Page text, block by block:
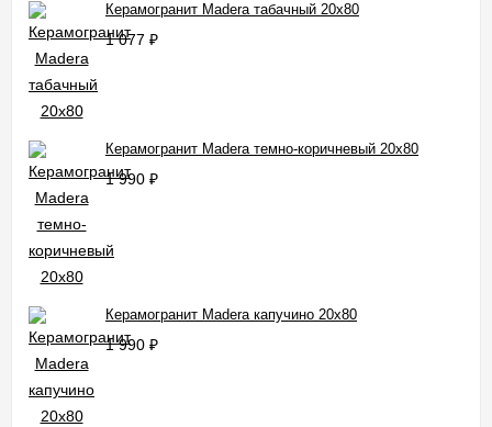
Керамогранит Madera табачный 20x80
1 077 ₽
Керамогранит Madera темно-коричневый 20x80
1 990 ₽
Керамогранит Madera капучино 20x80
1 990 ₽